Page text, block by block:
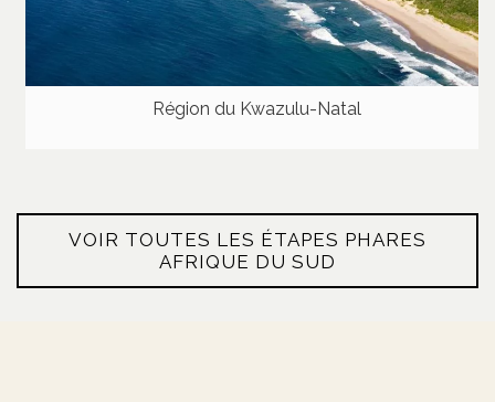
Région du Kwazulu-Natal
VOIR TOUTES LES ÉTAPES PHARES
AFRIQUE DU SUD